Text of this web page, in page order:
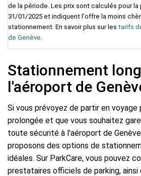
de la période. Les prix sont calculés pour la
31/01/2025 et indiquent l'offre la moins
stationnement. En savoir plus sur les tarifs
de Genève
Stationnement
l'aéroport de
Si vous prévoyez de partir en voyage
prolongée et que vous souhaitez
toute sécurité à l'aéroport de
proposons des options de
idéales. Sur ParkCare, vous pouvez
prestataires officiels de parking, ainsi